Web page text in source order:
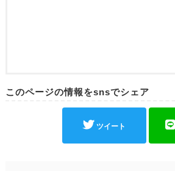
このページの情報をsnsでシェア
ツイート